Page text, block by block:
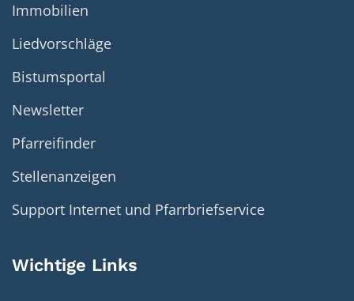
Immobilien
Liedvorschläge
Bistumsportal
Newsletter
Pfarreifinder
Stellenanzeigen
Support Internet und Pfarrbriefservice
Wichtige Links